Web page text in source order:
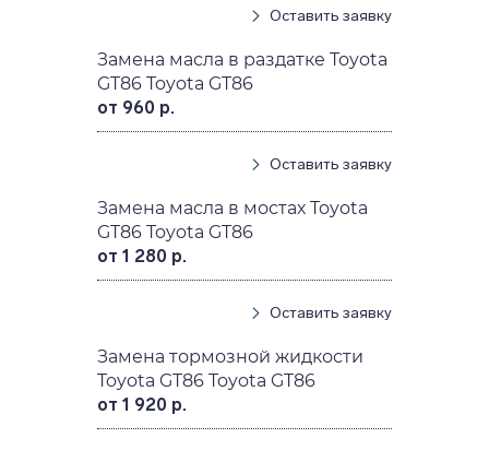
Оставить заявку
Замена масла в раздатке Toyota
GT86 Toyota GT86
от 960 р.
Оставить заявку
Замена масла в мостах Toyota
GT86 Toyota GT86
от 1 280 р.
Оставить заявку
Замена тормозной жидкости
Toyota GT86 Toyota GT86
от 1 920 р.